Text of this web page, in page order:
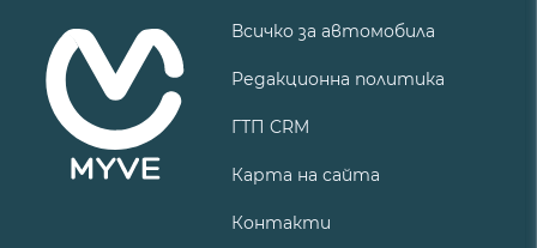
Всичко за автомобила
Редакционна политика
ГТП CRM
Карта на сайта
Контакти